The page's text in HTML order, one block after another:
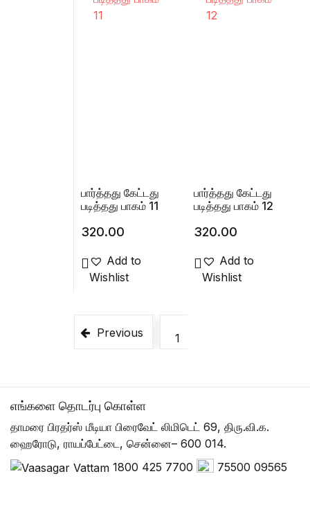
பார்த்தது கேட்டது
படித்தது பாகம் 11
320.00
Add to
Wishlist
பார்த்தது கேட்டது
படித்தது பாகம் 12
320.00
Add to
Wishlist
Previous 1
எங்களை தொடர்பு கொள்ள
தாமரை பிரதர்ஸ் மீடியா பிரைவேட் லிமிடெட் 69, திரு.வி.க.
ஹைரோடு, ராயப்பேட்டை, சென்னை– 600 014.
1800 425 7700
75500 09565